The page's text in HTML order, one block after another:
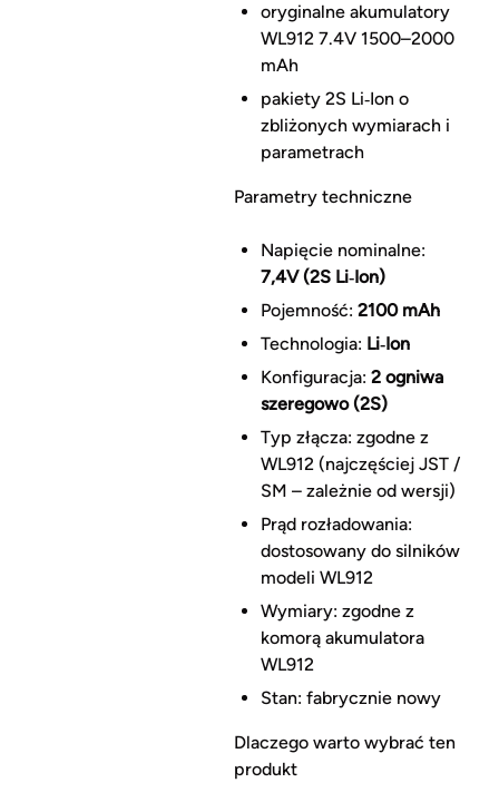
oryginalne akumulatory
WL912 7.4V 1500–2000
mAh
pakiety 2S Li‑Ion o
zbliżonych wymiarach i
parametrach
Parametry techniczne
Napięcie nominalne:
7,4V (2S Li‑Ion)
Pojemność: 2100 mAh
Technologia: Li‑Ion
Konfiguracja: 2 ogniwa
szeregowo (2S)
Typ złącza: zgodne z
WL912 (najczęściej JST /
SM – zależnie od wersji)
Prąd rozładowania:
dostosowany do silników
modeli WL912
Wymiary: zgodne z
komorą akumulatora
WL912
Stan: fabrycznie nowy
Dlaczego warto wybrać ten
produkt